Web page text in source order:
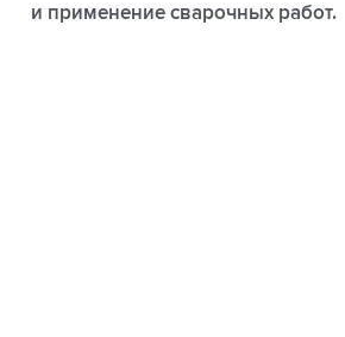
и применение сварочных работ.